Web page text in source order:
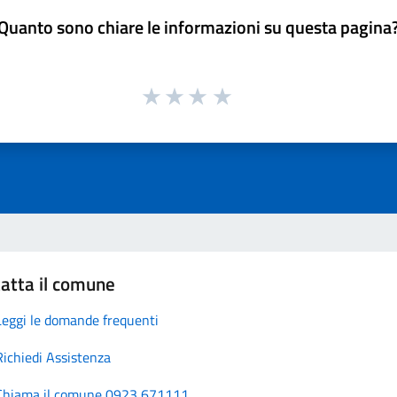
sono chiare le informazioni su questa
il comune
le domande frequenti
Assistenza